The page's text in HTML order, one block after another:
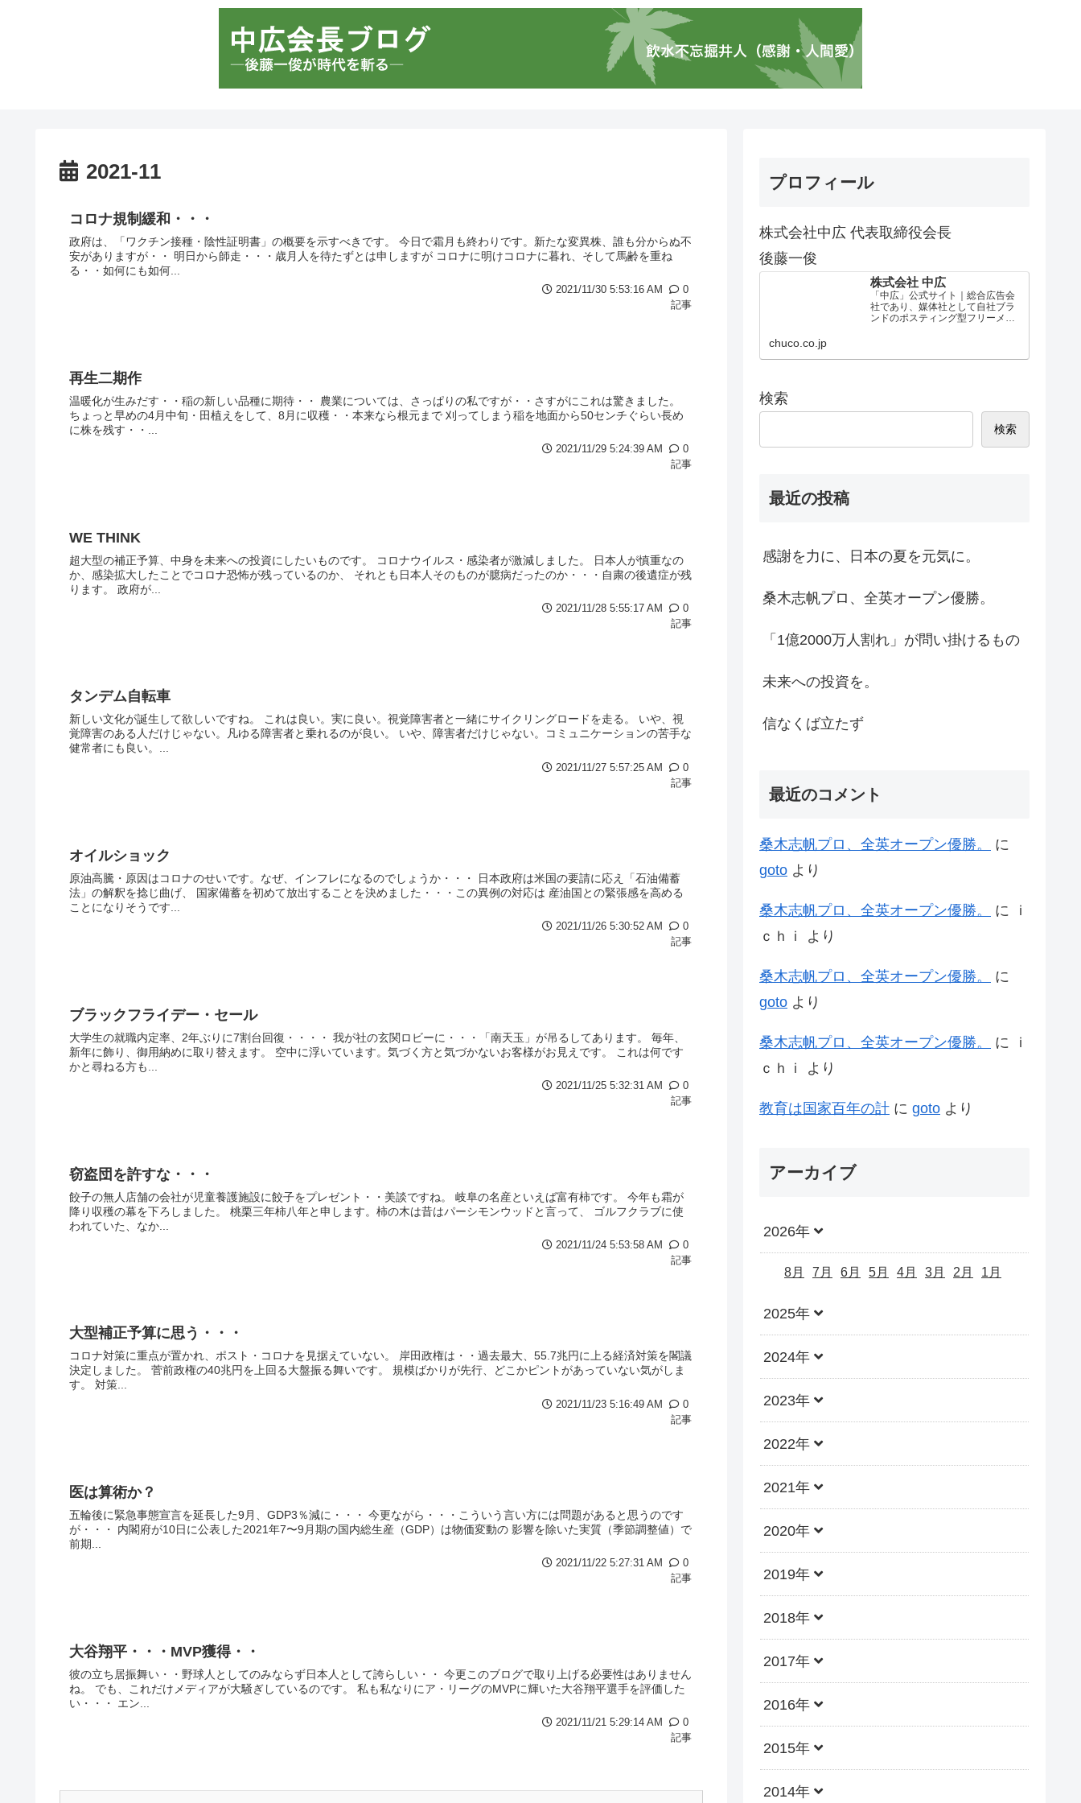
2021-11
コロナ規制緩和・・・
政府は、「ワクチン接種・陰性証明書」の概要を示すべきです。 今日で霜月も終わりです。新たな変異株、誰も分からぬ不
安がありますが・・ 明日から師走・・・歳月人を待たずとは申しますが コロナに明けコロナに暮れ、そして馬齢を重ね
る・・如何にも如何...
2021/11/30 5:53:16 AM
0
記事
再生二期作
温暖化が生みだす・・稲の新しい品種に期待・・ 農業については、さっぱりの私ですが・・さすがにこれは驚きました。
ちょっと早めの4月中旬・田植えをして、8月に収穫・・本来なら根元まで 刈ってしまう稲を地面から50センチぐらい長め
に株を残す・・...
2021/11/29 5:24:39 AM
0
記事
WE THINK
超大型の補正予算、中身を未来への投資にしたいものです。 コロナウイルス・感染者が激減しました。 日本人が慎重なの
か、感染拡大したことでコロナ恐怖が残っているのか、 それとも日本人そのものが臆病だったのか・・・自粛の後遺症が残
ります。 政府が...
2021/11/28 5:55:17 AM
0
記事
タンデム自転車
新しい文化が誕生して欲しいですね。 これは良い。実に良い。視覚障害者と一緒にサイクリングロードを走る。 いや、視
覚障害のある人だけじゃない。凡ゆる障害者と乗れるのが良い。 いや、障害者だけじゃない。コミュニケーションの苦手な
健常者にも良い。...
2021/11/27 5:57:25 AM
0
記事
オイルショック
原油高騰・原因はコロナのせいです。なぜ、インフレになるのでしょうか・・・ 日本政府は米国の要請に応え「石油備蓄
法」の解釈を捻じ曲げ、 国家備蓄を初めて放出することを決めました・・・この異例の対応は 産油国との緊張感を高める
ことになりそうです...
2021/11/26 5:30:52 AM
0
記事
ブラックフライデー・セール
大学生の就職内定率、2年ぶりに7割台回復・・・・ 我が社の玄関ロビーに・・・「南天玉」が吊るしてあります。 毎年、
新年に飾り、御用納めに取り替えます。 空中に浮いています。気づく方と気づかないお客様がお見えです。 これは何です
かと尋ねる方も...
2021/11/25 5:32:31 AM
0
記事
窃盗団を許すな・・・
餃子の無人店舗の会社が児童養護施設に餃子をプレゼント・・美談ですね。 岐阜の名産といえば富有柿です。 今年も霜が
降り収穫の幕を下ろしました。 桃栗三年柿八年と申します。柿の木は昔はパーシモンウッドと言って、 ゴルフクラブに使
われていた、なか...
2021/11/24 5:53:58 AM
0
記事
大型補正予算に思う・・・
コロナ対策に重点が置かれ、ポスト・コロナを見据えていない。 岸田政権は・・過去最大、55.7兆円に上る経済対策を閣議
決定しました。 菅前政権の40兆円を上回る大盤振る舞いです。 規模ばかりが先行、どこかピントがあっていない気がしま
す。 対策...
2021/11/23 5:16:49 AM
0
記事
医は算術か？
五輪後に緊急事態宣言を延長した9月、GDP3％減に・・・ 今更ながら・・・こういう言い方には問題があると思うのです
が・・・ 内閣府が10日に公表した2021年7〜9月期の国内総生産（GDP）は物価変動の 影響を除いた実質（季節調整値）で
前期...
2021/11/22 5:27:31 AM
0
記事
大谷翔平・・・MVP獲得・・
彼の立ち居振舞い・・野球人としてのみならず日本人として誇らしい・・ 今更このブログで取り上げる必要性はありません
ね。 でも、これだけメディアが大騒ぎしているのです。 私も私なりにア・リーグのMVPに輝いた大谷翔平選手を評価した
い・・・ エン...
2021/11/21 5:29:14 AM
0
記事
プロフィール
株式会社中広 代表取締役会長
後藤一俊
株式会社 中広
「中広」公式サイト｜総合広告会
社であり、媒体社として自社ブラ
ンドのポスティング型フリーメデ
chuco.co.jp
検索
検索
最近の投稿
感謝を力に、日本の夏を元気に。
桑木志帆プロ、全英オープン優勝。
「1億2000万人割れ」が問い掛けるもの
未来への投資を。
信なくば立たず
最近のコメント
桑木志帆プロ、全英オープン優勝。
に
goto より
桑木志帆プロ、全英オープン優勝。 に
ｉ
ｃｈｉ
より
桑木志帆プロ、全英オープン優勝。
に
goto より
桑木志帆プロ、全英オープン優勝。 に
ｉ
ｃｈｉ
より
教育は国家百年の計 に goto より
アーカイブ
2026年
8月 7月 6月 5月 4月 3月 2月 1月
2025年
2024年
2023年
2022年
2021年
2020年
2019年
2018年
2017年
2016年
2015年
2014年